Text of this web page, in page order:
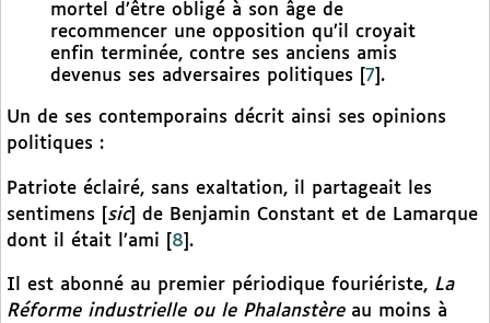
mortel d’être obligé à son âge de
recommencer une opposition qu’il croyait
enfin terminée, contre ses anciens amis
devenus ses adversaires politiques
7 .
Un de ses contemporains décrit ainsi ses opinions
politiques :
Patriote éclairé, sans exaltation, il partageait les
sentimens [ sic] de Benjamin Constant et de Lamarque
dont il était l’ami
8 .
Il est abonné au premier périodique fouriériste, La
Réforme industrielle ou le Phalanstère au moins à